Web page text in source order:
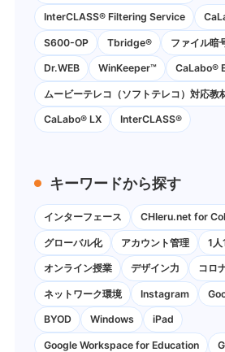
InterCLASS®︎ Filtering Service
S600-OP Tbridge® ファイル暗
Dr.WEB WinKeeper™ CaLabo®
ムービーテレコ（ソフトテレコ）対応教
CaLabo® LX InterCLASS®
キーワードから探す
インターフェース CHIeru.net for
グローバル化 アカウント管理 1人
オンライン授業 デザイン力 コロ
ネットワーク環境 Instagram
BYOD Windows iPad
Google Workspace for Education